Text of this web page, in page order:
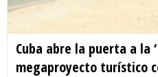
Cuba abre la puerta a la
megaproyecto turístico